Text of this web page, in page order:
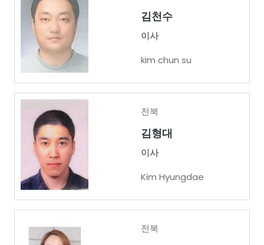
김천수
이사
kim chun su
전북
김형대
이사
Kim Hyungdae
전북